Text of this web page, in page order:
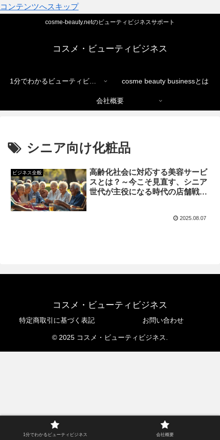
コンテンツへスキップ
cosme-beauty.netのビューティビジネスサポート
コスメ・ビューティビジネス
1分でわかるビューティビジネス cosme beauty businessとは
会社概要
シニア向け化粧品
ビジネス全般
高齢化社会に対応する美容サービ
スとは？～今こそ見直す、シニア
世代が主役になる時代の店舗戦略
2025.08.07
コスメ・ビューティビジネス
特定商取引に基づく表記 お問い合わせ
© 2025 コスメ・ビューティビジネス.
1分でわかるビューティビジネス 会社概要